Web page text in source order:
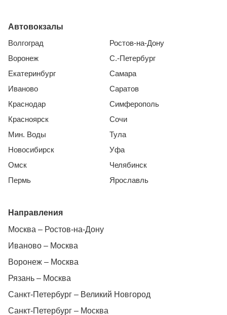
Автовокзалы
Волгоград
Воронеж
Екатеринбург
Иваново
Краснодар
Красноярск
Мин. Воды
Новосибирск
Омск
Пермь
Ростов-на-Дону
С.-Петербург
Самара
Саратов
Симферополь
Сочи
Тула
Уфа
Челябинск
Ярославль
Направления
Москва – Ростов-на-Дону
Иваново – Москва
Воронеж – Москва
Рязань – Москва
Санкт-Петербург – Великий Новгород
Санкт-Петербург – Москва